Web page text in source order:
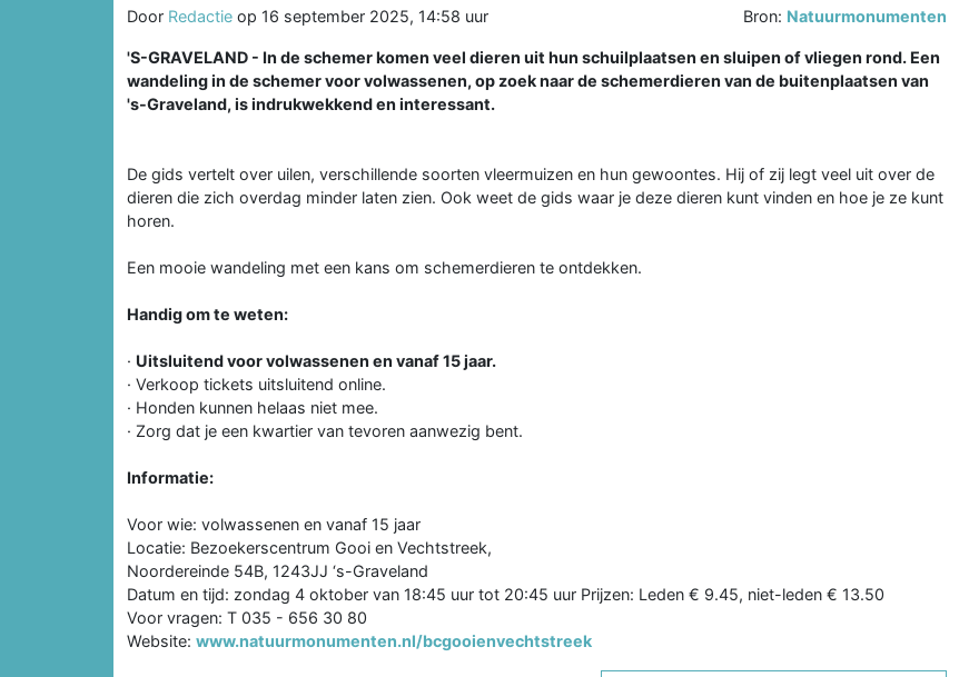
Door Redactie op 16 september 2025, 14:58 uur Bron: Natuurmonumenten
'S-GRAVELAND - In de schemer komen veel dieren uit hun schuilplaatsen en sluipen of vliegen rond. Een
wandeling in de schemer voor volwassenen, op zoek naar de schemerdieren van de buitenplaatsen van
's-Graveland, is indrukwekkend en interessant.
De gids vertelt over uilen, verschillende soorten vleermuizen en hun gewoontes. Hij of zij legt veel uit over de
dieren die zich overdag minder laten zien. Ook weet de gids waar je deze dieren kunt vinden en hoe je ze kunt
horen.
Een mooie wandeling met een kans om schemerdieren te ontdekken.
Handig om te weten:
· Uitsluitend voor volwassenen en vanaf 15 jaar.
· Verkoop tickets uitsluitend online.
· Honden kunnen helaas niet mee.
· Zorg dat je een kwartier van tevoren aanwezig bent.
Informatie:
Voor wie: volwassenen en vanaf 15 jaar
Locatie: Bezoekerscentrum Gooi en Vechtstreek,
Noordereinde 54B, 1243JJ ‘s-Graveland
Datum en tijd: zondag 4 oktober van 18:45 uur tot 20:45 uur Prijzen: Leden € 9.45, niet-leden € 13.50
Voor vragen: T 035 - 656 30 80
Website: www.natuurmonumenten.nl/bcgooienvechtstreek